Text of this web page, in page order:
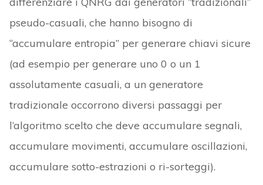
pseudo-casuali, che hanno bisogno di
“accumulare entropia” per generare chiavi sicure
(ad esempio per generare uno 0 o un 1
assolutamente casuali, a un generatore
tradizionale occorrono diversi passaggi per
l’algoritmo scelto che deve accumulare segnali,
accumulare movimenti, accumulare oscillazioni,
accumulare sotto-estrazioni o ri-sorteggi).